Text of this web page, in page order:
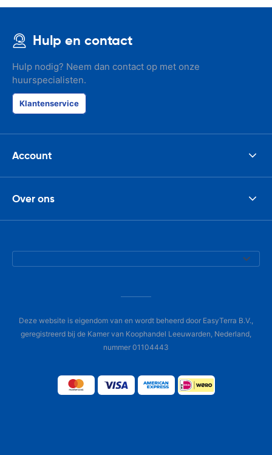
Hulp en contact
Hulp nodig? Neem dan contact op met onze
huurspecialisten.
Klantenservice
Account
Over ons
Deze website is eigendom van en wordt beheerd door EasyTerra B.V.,
geregistreerd bij de Kamer van Koophandel Leeuwarden, Nederland,
nummer 01104443